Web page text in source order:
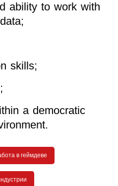
ability to work with
skills;
a democratic
в геймдеве